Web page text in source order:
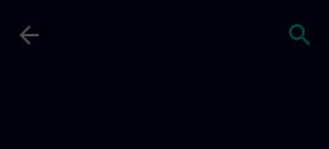
arrow_back search